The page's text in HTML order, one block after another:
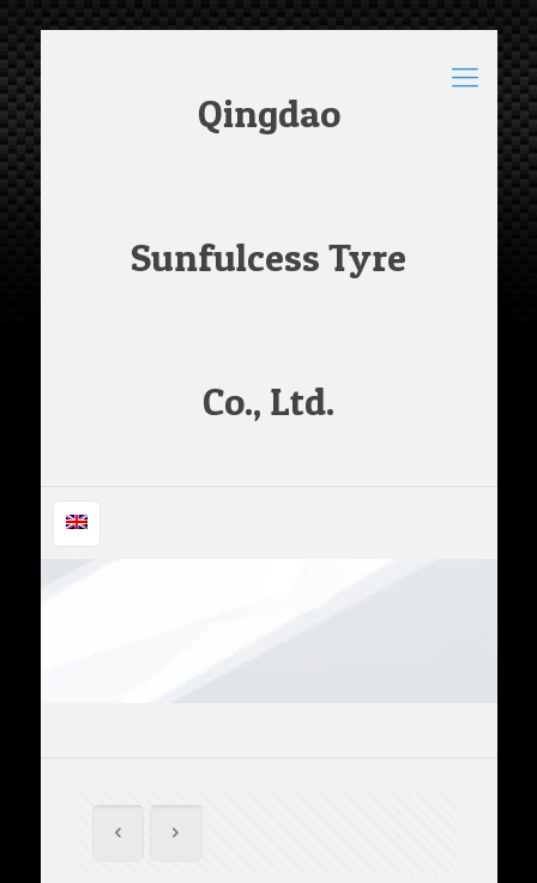
Qingdao
Sunfulcess Tyre
Co., Ltd.